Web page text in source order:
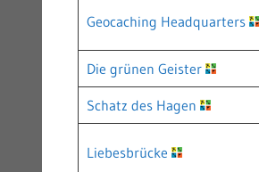
Geocaching Headquarters
Die grünen Geister
Schatz des Hagen
Liebesbrücke